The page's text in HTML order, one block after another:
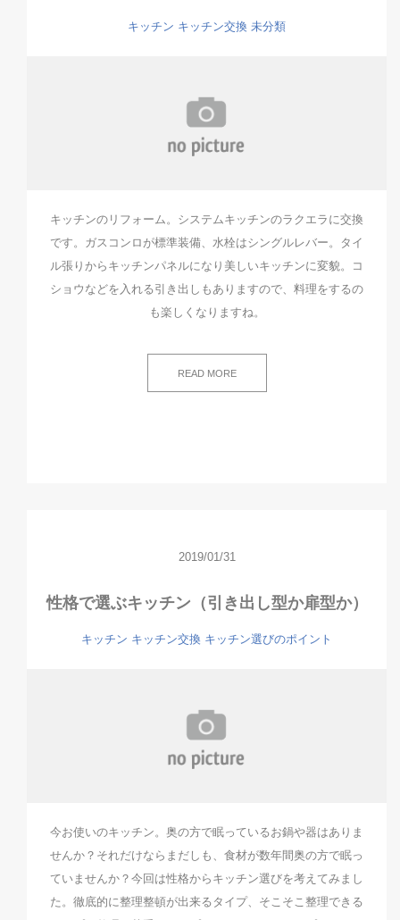
キッチン キッチン交換 未分類
キッチンのリフォーム。システムキッチンのラクエラに交換
です。ガスコンロが標準装備、水栓はシングルレバー。タイ
ル張りからキッチンパネルになり美しいキッチンに変貌。コ
ショウなどを入れる引き出しもありますので、料理をするの
も楽しくなりますね。
READ MORE
2019/01/31
性格で選ぶキッチン（引き出し型か扉型か）
キッチン キッチン交換 キッチン選びのポイント
今お使いのキッチン。奥の方で眠っているお鍋や器はありま
せんか？それだけならまだしも、食材が数年間奥の方で眠っ
ていませんか？今回は性格からキッチン選びを考えてみまし
た。徹底的に整理整頓が出来るタイプ、そこそこ整理できる